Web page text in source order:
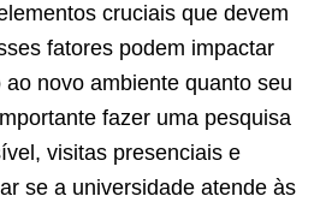
cruciais que devem
fatores podem impactar
novo ambiente quanto seu
fazer uma pesquisa
visitas presenciais e
se a universidade atende às